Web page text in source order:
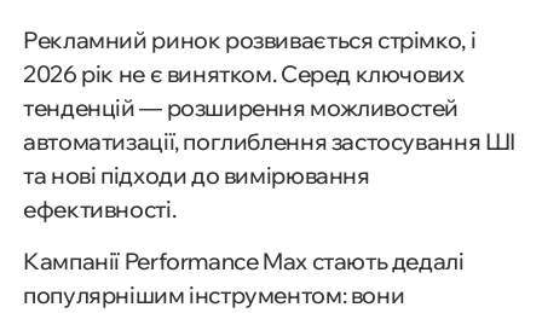
Рекламний ринок розвивається стрімко, і
2026 рік не є винятком. Серед ключових
тенденцій — розширення можливостей
автоматизації, поглиблення застосування ШІ
та нові підходи до вимірювання
ефективності.
Кампанії Performance Max стають дедалі
популярнішим інструментом: вони